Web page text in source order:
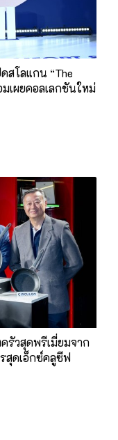
สโลแกน “The
เผยคอลเลกชันใหม่
ครัวสุดพรีเมี่ยมจาก
สุดเอ็กซ์คลูซีฟ